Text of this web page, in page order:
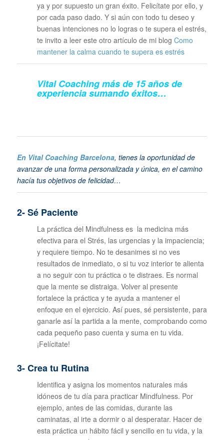
ya y por supuesto un gran éxito. Felicítate por ello, y
por cada paso dado. Y si aún con todo tu deseo y
buenas intenciones no lo logras o te supera el estrés,
te invito a leer este otro artículo de mi blog Como
mantener la calma cuando te supera es estrés
Vital Coaching más de 15 años de
experiencia sumando éxitos…
En Vital Coaching Barcelona, tienes la oportunidad de
avanzar de una forma personalizada y única, en el camino
hacía tus objetivos de felicidad…
2- Sé Paciente
La práctica del Mindfulness es la medicina más
efectiva para el Strés, las urgencias y la impaciencia;
y requiere tiempo. No te desanimes si no ves
resultados de inmediato, o si tu voz interior te alienta
a no seguir con tu práctica o te distraes. Es normal
que la mente se distraiga. Volver al presente
fortalece la práctica y te ayuda a mantener el
enfoque en el ejercicio. Así pues, sé persistente, para
ganarle así la partida a la mente, comprobando como
cada pequeño paso cuenta y suma en tu vida.
¡Felícitate!
3- Crea tu Rutina
Identifica y asigna los momentos naturales más
idóneos de tu día para practicar Mindfulness. Por
ejemplo, antes de las comidas, durante las
caminatas, al irte a dormir o al desperatar. Hacer de
esta práctica un hábito fácil y sencillo en tu vida, y la